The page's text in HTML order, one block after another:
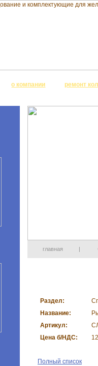
о компании ремонт
главная |
Раздел:
Название:
Артикул:
Цена б/НДС:
Полный список